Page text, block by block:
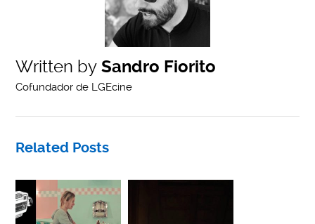
Written by Sandro Fiorito
Cofundador de LGEcine
Related Posts